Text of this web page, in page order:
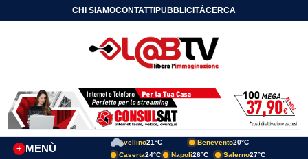
CHI SIAMOCONTATTIPUBBLICITÀCERCA
MENÙ
+
Avellino21°C Benevento20°C
Caserta24°C Napoli26°C Salerno27°C